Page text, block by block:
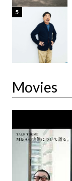
5
Movies